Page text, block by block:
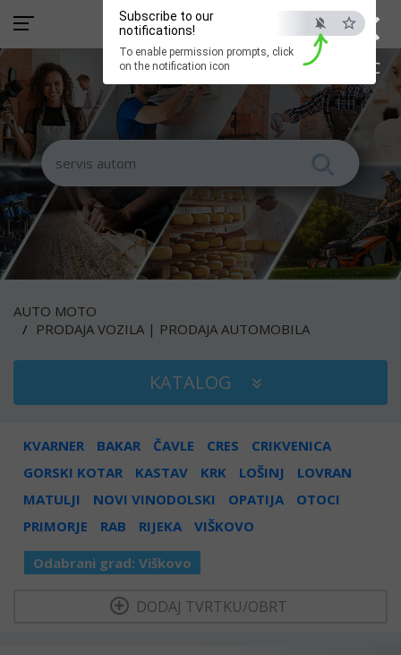
×
ESC
Subscribe to our
notifications!
To enable permission prompts, click
on the notification icon
AUTO MOTO
PRODAJA VOZILA | PRODAJA AUTOMOBILA
KATALOG
KVARNER BAKAR ČAVLE CRES
CRIKVENICA
GORSKI KOTAR
KASTAV KRK LOŠINJ
LOVRAN
MATULJI
NOVI VINODOLSKI OPATIJA
OTOCI
PRIMORJE
RAB RIJEKA VIŠKOVO
Odabrani grad: Viškovo
DODAJ TVRTKU/OBRT